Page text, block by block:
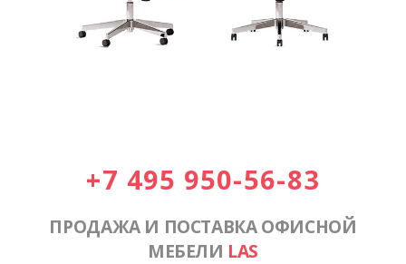
+7 495 950-56-83
ПРОДАЖА И ПОСТАВКА ОФИСНОЙ
МЕБЕЛИ LAS